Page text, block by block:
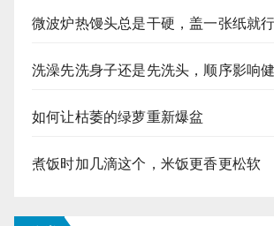
微波炉热馒头总是干硬，盖一张纸就行
洗澡先洗身子还是先洗头，顺序影响
如何让枯萎的绿萝重新爆盆
煮饭时加几滴这个，米饭更香更松软